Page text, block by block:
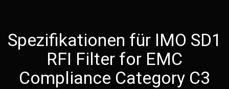
Spezifikationen für IMO SD1
RFI Filter for EMC
Compliance Category C3